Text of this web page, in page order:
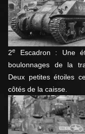
2e
Escadron : Une
boulonnages de la
Deux petites étoiles
côtés de la caisse.